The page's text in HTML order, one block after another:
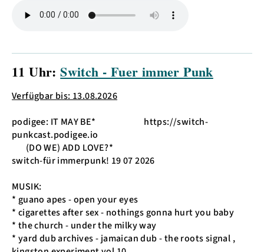
11 Uhr:Switch - Fuer immer Punk
Verfügbar bis: 13.08.2026
podigee: IT MAY BE* https://switch-
punkcast.podigee.io
(DO WE) ADD LOVE?*
switch-für immerpunk! 19 07 2026
MUSIK:
* guano apes - open your eyes
* cigarettes after sex - nothings gonna hurt you baby
* the church - under the milky way
* yard dub archives - jamaican dub - the roots signal ,